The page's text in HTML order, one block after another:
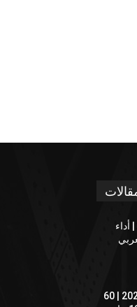
إجمالي الناتج المحلي 2025 | أداء
تصنيف الجامعات كيو إس 2027 | 60